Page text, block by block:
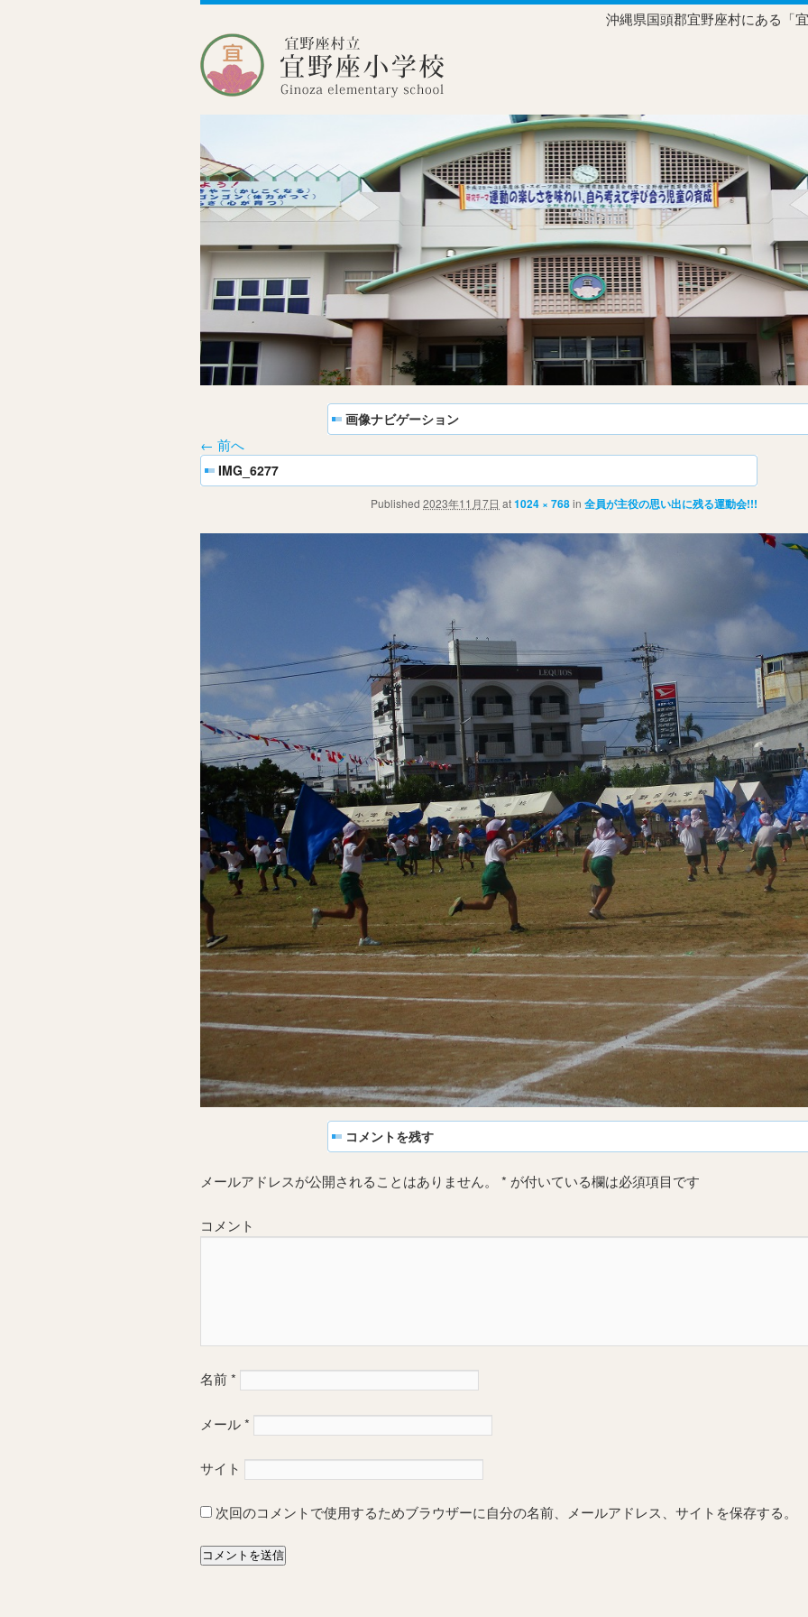
沖縄県国頭郡宜野座村にある「
画像ナビゲーション
← 前へ
IMG_6277
Published 2023年11月7日 at1024 × 768in 全員が主役の思い出に残る運動会!!!
コメントを残す
メールアドレスが公開されることはありません。 * が付いている欄は必須項目です
コメント
名前*
メール*
サイト
次回のコメントで使用するためブラウザーに自分の名前、メールアドレス、サイトを保存する。